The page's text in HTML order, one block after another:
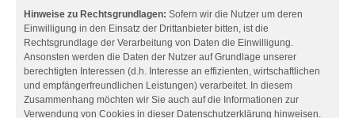
Hinweise zu Rechtsgrundlagen: Sofern wir die Nutzer um deren
Einwilligung in den Einsatz der Drittanbieter bitten, ist die
Rechtsgrundlage der Verarbeitung von Daten die Einwilligung.
Ansonsten werden die Daten der Nutzer auf Grundlage unserer
berechtigten Interessen (d.h. Interesse an effizienten, wirtschaftlichen
und empfängerfreundlichen Leistungen) verarbeitet. In diesem
Zusammenhang möchten wir Sie auch auf die Informationen zur
Verwendung von Cookies in dieser Datenschutzerklärung hinweisen.